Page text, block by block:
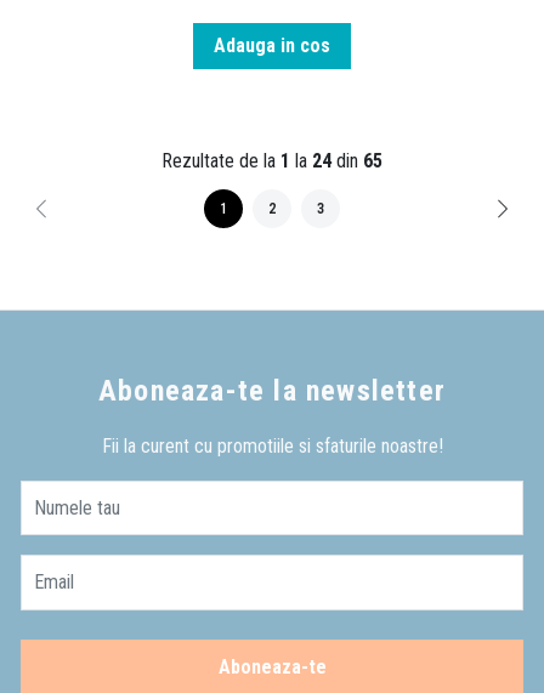
Adauga in cos
Rezultate de la 1 la 24din 65
1 2 3
Aboneaza-te la newsletter
Fii la curent cu promotiile si sfaturile noastre!
Numele tau
Email
Aboneaza-te